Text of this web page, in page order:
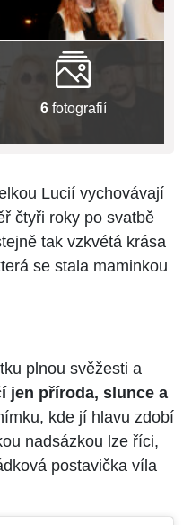
6fotografií
Lucií vychovávají
čtyři roky po svatbě
tak vzkvétá krása
se stala maminkou
plnou svěžesti a
jen příroda, slunce a
kde jí hlavu zdobí
nadsázkou lze říci,
postavička víla